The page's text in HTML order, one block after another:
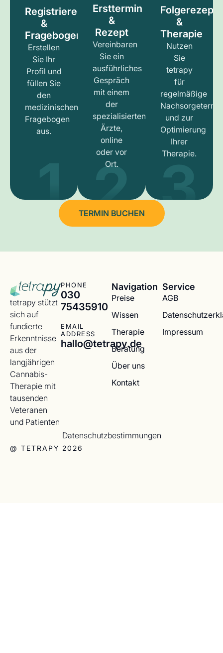
Registrieren
&
Fragebogen
Erstellen
Sie Ihr
Profil und
füllen Sie
den
medizinischen
Fragebogen
aus.
1
Ersttermin
&
Rezept
Vereinbaren
Sie ein
ausführliches
Gespräch
mit einem
der
spezialisierten
Ärzte,
online
oder vor
Ort.
2
Folgerezept
&
Therapie
Nutzen
Sie
tetrapy
für
regelmäßige
und zur
Optimierung
Ihrer
Therapie.
3
TERMIN BUCHEN
tetrapy stützt
sich auf
fundierte
Erkenntnisse
aus der
langjährigen
Cannabis-
Therapie mit
tausenden
Veteranen
und Patienten
PHONE
030
75435910
EMAIL
ADDRESS
hallo@tetrapy.de
Navigation
Preise
Wissen
Therapie
Beratung
Über uns
Kontakt
Service
AGB
Impressum
@ TETRAPY 2026
Datenschutzbestimmungen